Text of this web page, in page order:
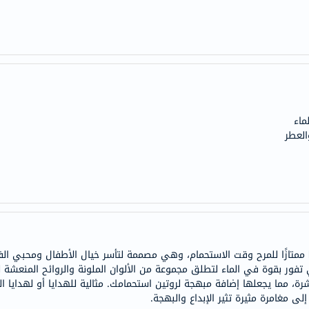
dessert-
الصحة
العناية
الصحية
باقة
ممتازًا للمرح وقت الاستحمام، وهي مصممة لتأسر خيال الأطفال ومحبي
على شكل صاروخ 150 جرام، وهي تفور بقوة في الماء لتطلق مجموعة من الألوان الملونة
مما يجعلها إضافة مبهجة لروتين استحمامك. مثالية للهدايا أو
مثيرة تثير الإبداع والبهجة.